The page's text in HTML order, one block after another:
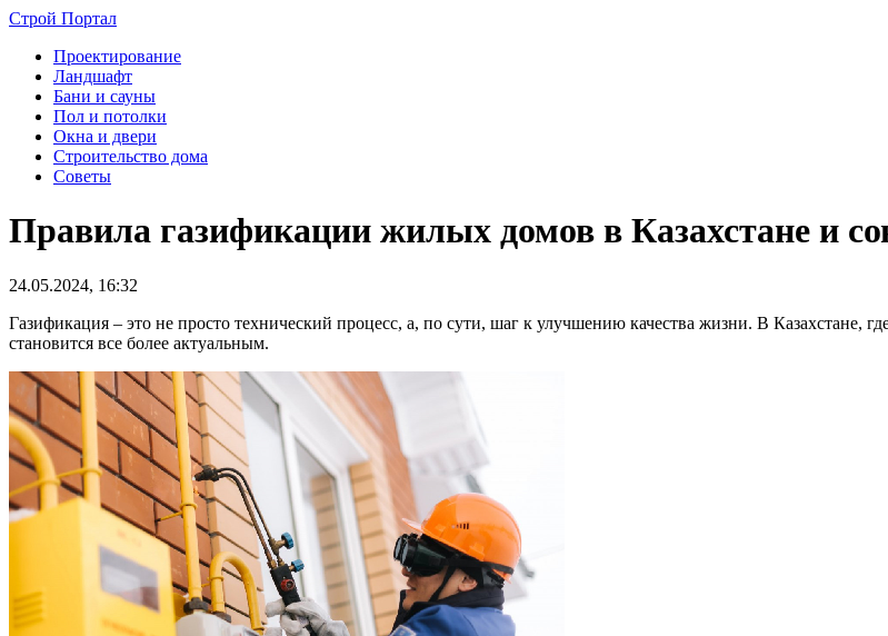
Строй Портал
Проектирование
Ландшафт
Бани и сауны
Пол и потолки
Окна и двери
Строительство дома
Советы
Правила газификации жилых домов в Казахстане и
24.05.2024, 16:32
Газификация – это не просто технический процесс, а, по сути, шаг к улучшению качества жизни. В Казахстане,
становится все более актуальным.